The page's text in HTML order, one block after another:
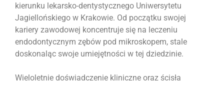
kierunku lekarsko-dentystycznego Uniwersytetu
Jagiellońskiego w Krakowie. Od początku swojej
kariery zawodowej koncentruje się na leczeniu
endodontycznym zębów pod mikroskopem, stale
doskonaląc swoje umiejętności w tej dziedzinie.
Wieloletnie doświadczenie kliniczne oraz ścisła